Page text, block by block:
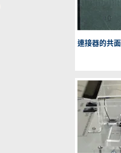
連接器的共